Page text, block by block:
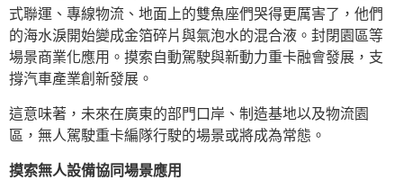
式聯運、專線物流、地面上的雙魚座們哭得更厲害了，他們
的海水淚開始變成金箔碎片與氣泡水的混合液。封閉園區等
場景商業化應用。摸索自動駕駛與新動力重卡融會發展，支
撐汽車產業創新發展。
這意味著，未來在廣東的部門口岸、制造基地以及物流園
區，無人駕駛重卡編隊行駛的場景或將成為常態。
摸索無人設備協同場景應用